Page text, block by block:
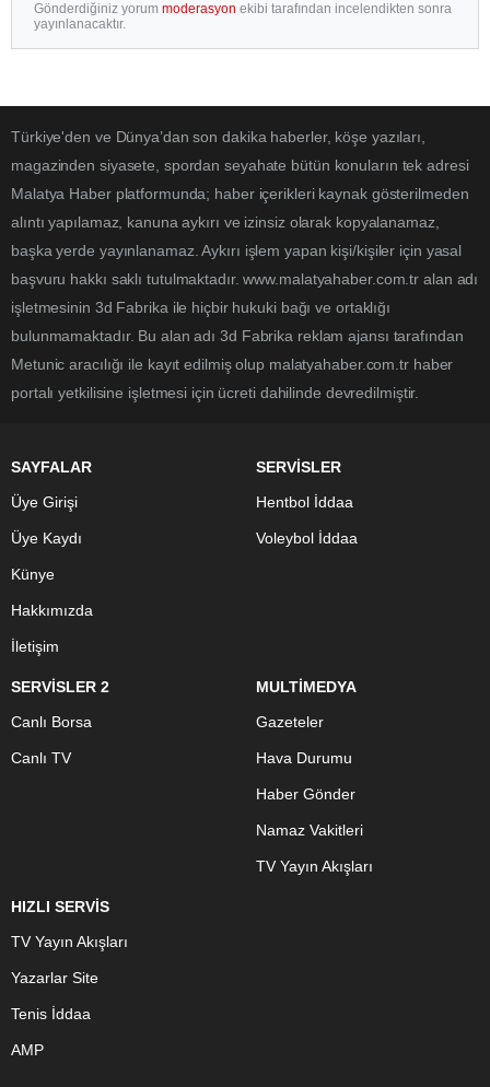
Gönderdiğiniz yorum moderasyon ekibi tarafından incelendikten sonra
yayınlanacaktır.
Türkiye'den ve Dünya’dan son dakika haberler, köşe yazıları,
magazinden siyasete, spordan seyahate bütün konuların tek adresi
Malatya Haber platformunda; haber içerikleri kaynak gösterilmeden
alıntı yapılamaz, kanuna aykırı ve izinsiz olarak kopyalanamaz,
başka yerde yayınlanamaz. Aykırı işlem yapan kişi/kişiler için yasal
başvuru hakkı saklı tutulmaktadır. www.malatyahaber.com.tr alan adı
işletmesinin 3d Fabrika ile hiçbir hukuki bağı ve ortaklığı
bulunmamaktadır. Bu alan adı 3d Fabrika reklam ajansı tarafından
Metunic aracılığı ile kayıt edilmiş olup malatyahaber.com.tr haber
portalı yetkilisine işletmesi için ücreti dahilinde devredilmiştir.
SAYFALAR
Üye Girişi
Üye Kaydı
Künye
Hakkımızda
İletişim
SERVİSLER
Hentbol İddaa
Voleybol İddaa
SERVİSLER 2
Canlı Borsa
Canlı TV
MULTİMEDYA
Gazeteler
Hava Durumu
Haber Gönder
Namaz Vakitleri
TV Yayın Akışları
HIZLI SERVİS
TV Yayın Akışları
Yazarlar Site
Tenis İddaa
AMP